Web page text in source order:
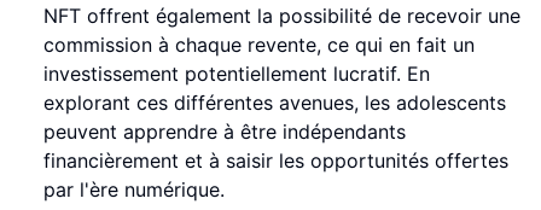
NFT offrent également la possibilité de recevoir une
commission à chaque revente, ce qui en fait un
investissement potentiellement lucratif. En
explorant ces différentes avenues, les adolescents
peuvent apprendre à être indépendants
financièrement et à saisir les opportunités offertes
par l'ère numérique.